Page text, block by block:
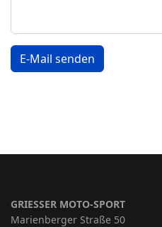
E-Mail senden
GRIESSER MOTO-SPORT
Marienberger Straße 50